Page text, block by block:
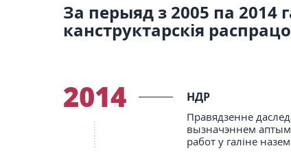
За перыяд з 2005 па
канструктарскія
2014 НДР
Правядзенне
вызначэннем
работ у галіне